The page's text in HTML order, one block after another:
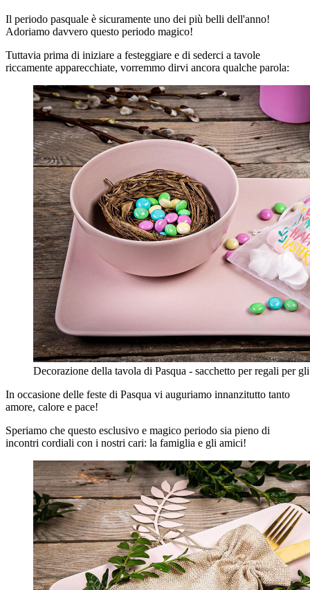
Il periodo pasquale è sicuramente uno dei più belli dell'anno!
Adoriamo davvero questo periodo magico!
Tuttavia prima di iniziare a festeggiare e di sederci a tavole
riccamente apparecchiate, vorremmo dirvi ancora qualche parola:
Decorazione della tavola di Pasqua - sacchetto per regali per
In occasione delle feste di Pasqua vi auguriamo innanzitutto tanto
amore, calore e pace!
Speriamo che questo esclusivo e magico periodo sia pieno di
incontri cordiali con i nostri cari: la famiglia e gli amici!